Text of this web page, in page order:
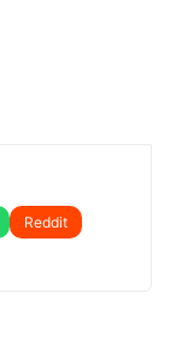
Reddit